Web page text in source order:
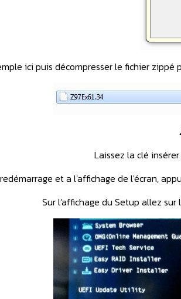
ici puis décompresser le fichier zippé
Laissez la clé
et a l'affichage de l'écran,
Sur l'affichage du Setup allez